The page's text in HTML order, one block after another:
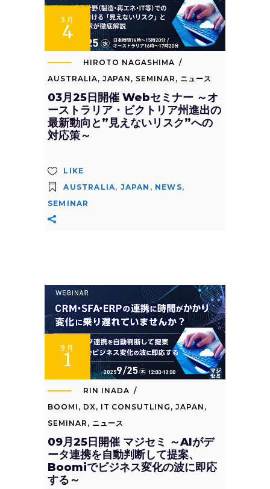
3月
4
HIROTO NAGASHIMA
AUSTRALIA, JAPAN , SEMINAR , ニュース
03月25日開催 Webセミナー ～オ
ーストラリア・ビクトリア州進出の
最新動向と”見えないリスク”への
対応策～
LIKE
AUSTRALIA, JAPAN , NEWS,
SEMINAR
9月
1
RIN INADA
BOOMI , DX, IT CONSUTLING , JAPAN ,
SEMINAR , ニュース
09月25日開催 マジセミ ～AIがデ
ータ連携を自動判断して提案、
Boomiでビジネス変化の波に即応
する～